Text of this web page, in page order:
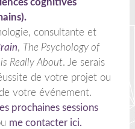
cognitives
consultante et
, The Psychology of
Really About. Je serais
de votre projet ou
votre événement.
prochaines sessions
me contacter ici.